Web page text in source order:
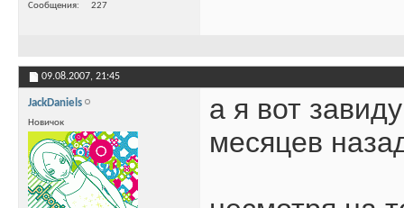
Сообщения
227
09.08.2007, 21:45
JackDaniels
Новичок
а я вот
месяцев